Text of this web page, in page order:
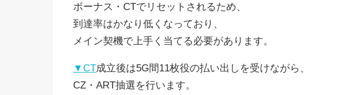
ボーナス・CTでリセットされるため、
到達率はかなり低くなっており、
メイン契機で上手く当てる必要があります。
▼CT成立後は5G間11枚役の払い出しを受けながら、
CZ・ART抽選を行います。